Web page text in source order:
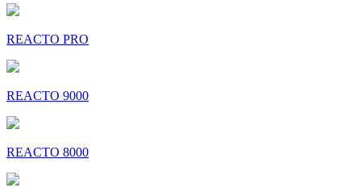
REACTO PRO
REACTO 9000
REACTO 8000